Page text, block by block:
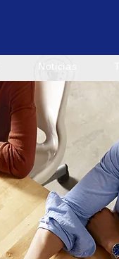
Noticias